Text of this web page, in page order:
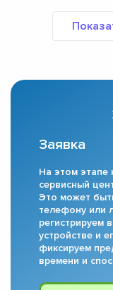
Заявка
На этом
сервисный
Это может
телефону или
регистрируем
устройстве и
фиксируем
времени и